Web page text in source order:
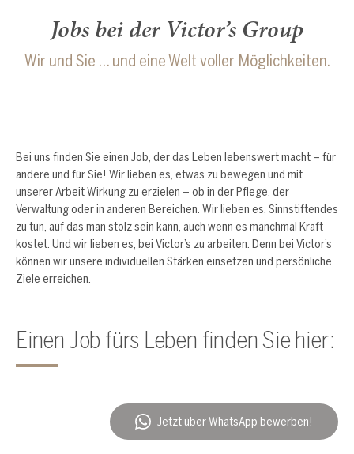
Jobs bei der Victor’s Group
Wir und Sie … und eine Welt voller Möglichkeiten.
Bei uns finden Sie einen Job, der das Leben lebenswert macht – für
andere und für Sie! Wir lieben es, etwas zu bewegen und mit
unserer Arbeit Wirkung zu erzielen – ob in der Pflege, der
Verwaltung oder in anderen Bereichen. Wir lieben es, Sinnstiftendes
zu tun, auf das man stolz sein kann, auch wenn es manchmal Kraft
kostet. Und wir lieben es, bei Victor’s zu arbeiten. Denn bei Victor’s
können wir unsere individuellen Stärken einsetzen und persönliche
Ziele erreichen.
Einen Job fürs Leben finden Sie hier:
Jetzt über WhatsApp bewerben!